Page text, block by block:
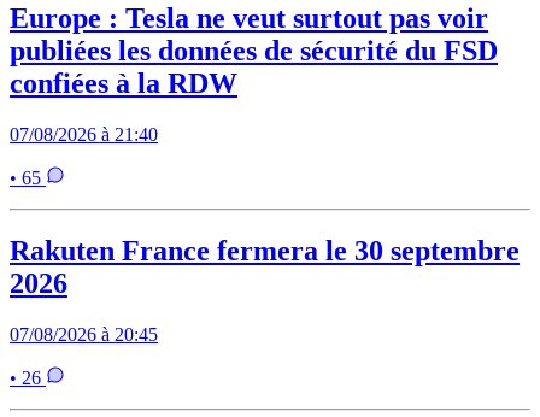
Europe : Tesla ne veut surtout pas voir
publiées les données de sécurité du FSD
confiées à la RDW
07/08/2026 à 21:40
• 65
Rakuten France fermera le 30 septembre
2026
07/08/2026 à 20:45
• 26